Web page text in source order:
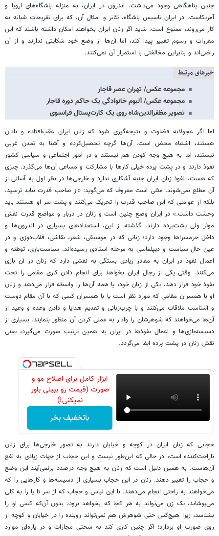
چنین پناهگاهی وجود می‌داشت. اندرون در ایران، به منزله باشگاه‌های اروپا و
آمریکاست. در ایران تاسیس باشگاه، تئاتر و امثال آن، که برای تفریحات شبانه به
کار می‌روند، ممنوع است. شاید اگر زنان ایران بخواهند امکان داشته باشند که این
مقررات و رسوم تغییر پیدا کند، اما آن‌ها از وضع خود شکایتی ندارند و از آن
راضی‌اند و بنابراین مخالفتی با استمرار آن نمی‌کنند.
خبرهای مرتبط
مجموعه عکس/ تهران عصر قاجار
مجموعه عکس/ آلبوم خانوادگی یک حاکم دوره قاجار
تصویر مظفرالدین‌شاه روی یک کارت‌پستال فرانسوی
اما اگر عجولانه قضاوت و نتیجه‌گیری شود که زنان ایران عقب‌افتاده و نادان
هستند، اشتباه محض است. آن‌ها گرچه تحصیل‌کرده و آشنا به تمدن غربی
نیستند، اما به هیچ وجه کودن هم نیستند و در امور اجتماعی و سیاسی کشور
نفوذ دارند و در پشت پرده خیلی کارها با مشارکت و مساعی آن‌ها می‌گذرد. چیزی
که هست، نفوذ زنان ایران جنبه آشکاری ندارد و خارجی‌ها در نظر اول به آسانی از
آن مطلع نمی‌شوند. مثلی است معروف که می‌گوید: «از صاحب قدرت نباید ترسید،
بلکه از عواملی که این صاحب قدرت را تحریک می‌کنند و پشت سر او هستند باید
وحشت داشت.» در ایران وضع چنین است و زنان در دربار و مواضع قدرت نقش
موثر ولی پشت‌پرده دارند. گذشته از این، استعدادهای بسیاری در اندرون‌ها و
داخل حرمسراها وجود دارد؛ زنانی که در موسیقی، شعر، نقاشی، قلاب‌دوزی و در
عین حال سیاست و دیپلماسی به مرحله استادی رسیده‌اند. سیاست‌بازی، توطئه و
اعمال نفوذ در ایران به مقادر زیادی بستگی به نقشی دارد که زنان در آن بازی
می‌کنند. وقتی یکی از رجال ایران بخواهد برای انجام دادن کاری مقامی را تحت
نفوذ خود قرار دهد، یکی از زنان خود، یا همه آن‌ها را واسطه قرار می‌دهد و زنان
او با همسران مقامی که مورد نظر است یا با همسران کسی که با آن مقام دوست
و آشناست ملاقات می‌کنند و با چرب‌زبانی و تقدیم هدایا و دادن وعده و وعید از
آن‌ها می‌خواهند که شوهرشان را وادار به عملی کردن آن منظور بنمایند. بسیاری از
دسیسه‌بازی‌ها و اعمال نفوذها در ایران به همین ترتیب صورت می‌گیرد، یعنی
نقش زنان در پشت پرده ایفا می‌گردد.
ابزار کامل برای اصلاح مو و
صورت (قیمت رو ببینی باور
نمیکنی!)
باتخفیف بخر
حجابی که زنان ایران در کوچه و خیابان دارند به تصور خارجی‌ها برای زنان
ناراحت‌کننده است، در حالی که این‌طور نیست و این حجاب از جهات زیادی به نفع
آن‌هاست. به همین دلیل است که زنان به هیچ وجه درصدد برنمی‌آیند این وضع
و حجاب را تغییر دهند. زنان در این حجاب بسیاری از دسیسه‌ها و کارهایی را که
می‌خواهند به راحتی انجام می‌دهند. با این لباس و حجاب که از سر تا پا را به کلی
می‌پوشاند، یک زن می‌تواند به هر کجا که بخواهد برود، بدون آن‌که کسی او را
بشناسد، زیرا هیچ‌کس حتی شوهرش هم نمی‌تواند روبنده را در خیابان و کوچه از
روی صورت او بردارد؛ اگر چنین کاری کند به سختی مجازات و در پاره‌ای موارد